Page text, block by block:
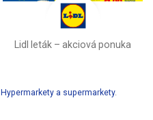
Lidl leták –⁠ akciová ponuka
Hypermarkety a supermarkety.